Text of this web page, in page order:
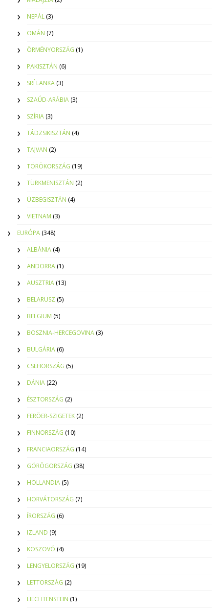
NEPÁL (3)
OMÁN (7)
ÖRMÉNYORSZÁG (1)
PAKISZTÁN (6)
SRÍ LANKA (3)
SZAÚD-ARÁBIA (3)
SZÍRIA (3)
TÁDZSIKISZTÁN (4)
TAJVAN (2)
TÖRÖKORSZÁG (19)
TÜRKMENISZTÁN (2)
ÜZBEGISZTÁN (4)
VIETNAM (3)
EURÓPA (348)
ALBÁNIA (4)
ANDORRA (1)
AUSZTRIA (13)
BELARUSZ (5)
BELGIUM (5)
BOSZNIA-HERCEGOVINA (3)
BULGÁRIA (6)
CSEHORSZÁG (5)
DÁNIA (22)
ÉSZTORSZÁG (2)
FERÖER-SZIGETEK (2)
FINNORSZÁG (10)
FRANCIAORSZÁG (14)
GÖRÖGORSZÁG (38)
HOLLANDIA (5)
HORVÁTORSZÁG (7)
ÍRORSZÁG (6)
IZLAND (9)
KOSZOVÓ (4)
LENGYELORSZÁG (19)
LETTORSZÁG (2)
LIECHTENSTEIN (1)